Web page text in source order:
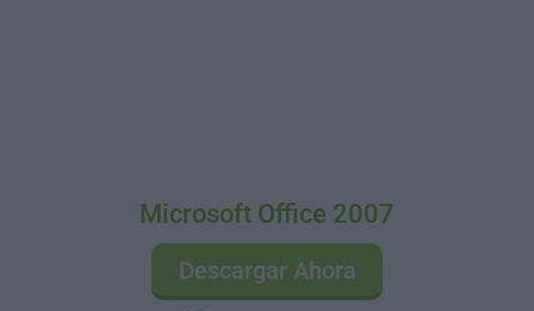
Microsoft Office 2007
Descargar Ahora